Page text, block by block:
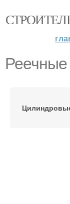
Реечные